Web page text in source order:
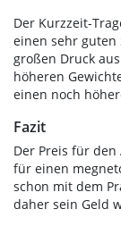
Der Kurzzeit-
einen sehr guten
großen Druck
höheren
einen noch
Fazit
Der Preis für den
für einen
schon mit dem
daher sein Geld